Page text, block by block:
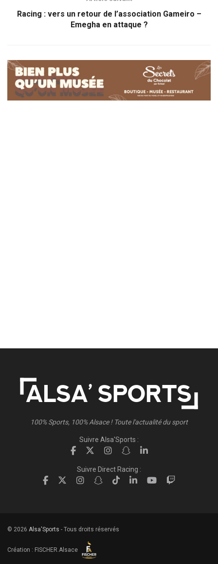
Racing : vers un retour de l’association Gameiro –
Emegha en attaque ?
100% Sports, 100% Alsace ! Toute l'actualité du sport
Suivre Alsa'Sports :
Suivre Direct Racing :
© 2026 Alsa'Sports - Tous droits réservés
Création : FISCHER.Alsace